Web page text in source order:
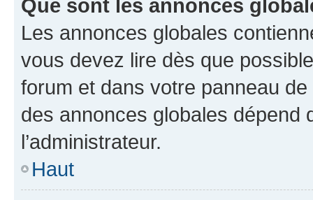
Que sont les annonces
Les annonces globales
vous devez lire dès que
forum et dans votre panneau
des annonces globales dépend
l’administrateur.
Haut